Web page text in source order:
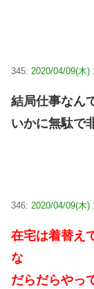
345: 2020/04/09(木)
結局仕事なん
いかに無駄で
346: 2020/04/09(木
在宅は着替え
な
だらだらやっ